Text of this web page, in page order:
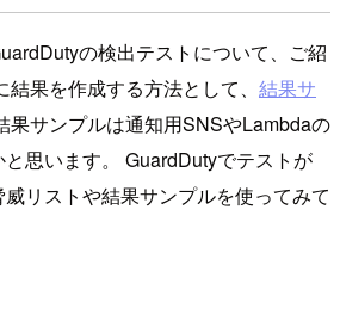
の検出テストについて、ご紹
果を作成する方法として、 結果サ
果サンプルは通知用SNSやLambdaの
思います。 GuardDutyでテストが
リストや結果サンプルを使ってみて